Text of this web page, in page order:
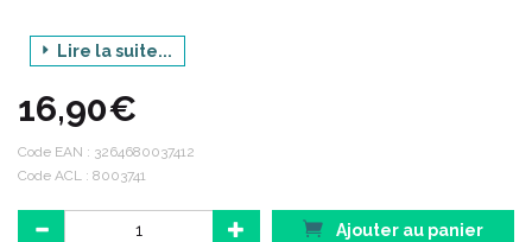
Gamme : CREME FRAICHE DE BEAUTE
Produit : CREME SOIN YEUX
Lire la suite...
16,90€
Code EAN : 3264680037412
Code ACL : 8003741
Ajouter au panier